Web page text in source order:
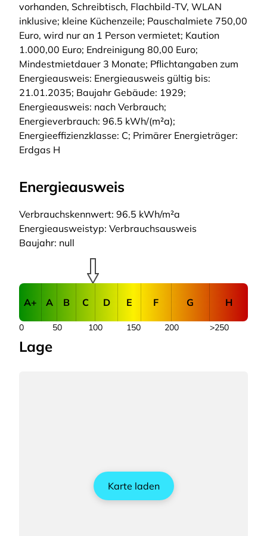
vorhanden, Schreibtisch, Flachbild-TV, WLAN
inklusive; kleine Küchenzeile; Pauschalmiete 750,00
Euro, wird nur an 1 Person vermietet; Kaution
1.000,00 Euro; Endreinigung 80,00 Euro;
Mindestmietdauer 3 Monate; Pflichtangaben zum
Energieausweis: Energieausweis gültig bis:
21.01.2035; Baujahr Gebäude: 1929;
Energieausweis: nach Verbrauch;
Energieverbrauch: 96.5 kWh/(m²a);
Energieeffizienzklasse: C; Primärer Energieträger:
Erdgas H
Energieausweis
Verbrauchskennwert: 96.5 kWh/m²a
Energieausweistyp: Verbrauchsausweis
Baujahr: null
A+ A B C D E F G H
50 100 150 200
0 >250
Lage
Karte laden